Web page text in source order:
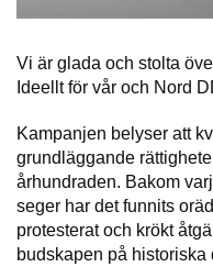
Vi är glada och stolta
Ideellt för vår och Nord
Kampanjen belyser att
grundläggande
århundraden. Bakom
seger har det funnits
protesterat och krökt
budskapen på